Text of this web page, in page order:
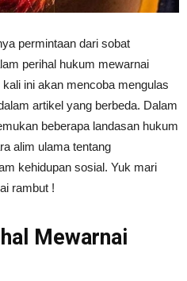
permintaan dari sobat
perihal hukum mewarnai
ini akan mencoba mengulas
artikel yang berbeda. Dalam
beberapa landasan hukum
alim ulama tentang
kehidupan sosial. Yuk mari
rambut !
Mewarnai